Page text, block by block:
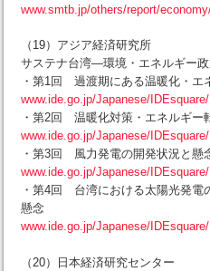
www.smtb.jp/others/report/
（19）アジア経済研究所
サステナ台湾―環境・エネルギー
・第1回 過渡期にある温暖化・エ
www.ide.go.jp/Japanese/
・第2回 温暖化対策・エネルギー
www.ide.go.jp/Japanese/
・第3回 風力発電の開発状況と懸
www.ide.go.jp/Japanese/
・第4回 台湾における太陽光発電
懸念
www.ide.go.jp/Japanese/
（20）日本経済研究センター